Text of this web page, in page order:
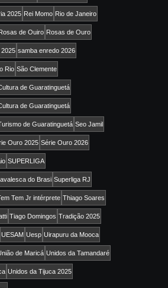
2025 Rei Momo Rio de Janeiro
de Ouiro Rosas de Ouro
samba enredo 2026
Rio São Clemente
de Guaratinguetá
de Guaratinguetá
de Guaratinguetá Seo Jamil
Ouro 2025 Série Ouro 2026
SUPERLIGA
do Brasi Superliga RJ
Tem Jr intérprete Thiago Soares
Tiago Domingos Tradição 2025
UESAM Uesp Uirapuru da Mooca
de Maricá Unidos da Tamandaré
Unidos da Tijuca 2025